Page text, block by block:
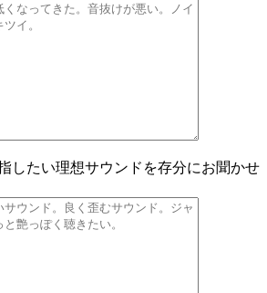
したい理想サウンドを存分にお聞かせ